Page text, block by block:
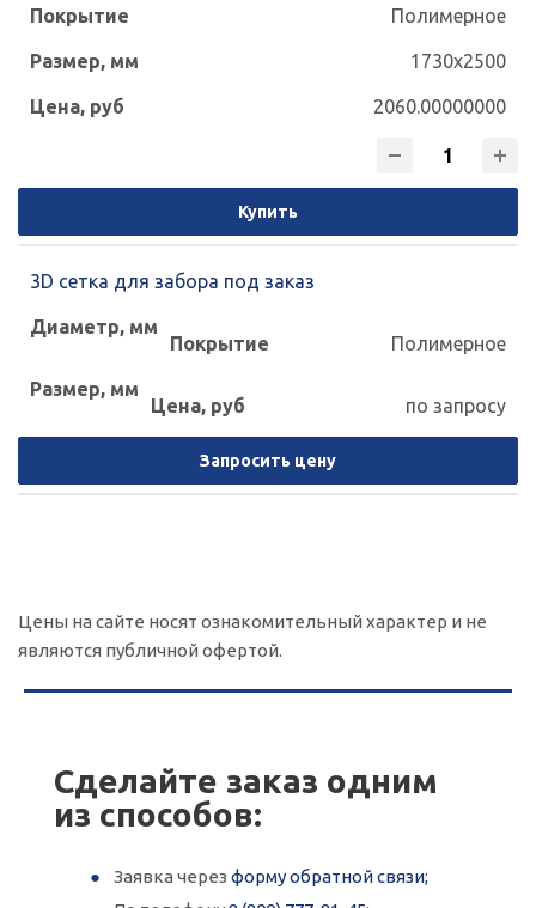
Полимерное
1730x2500
2060.00000000
Купить
3D сетка для забора под заказ
Полимерное
по запросу
Запросить цену
Цены на сайте носят ознакомительный характер и не
являются публичной офертой.
Сделайте заказ одним
из способов:
Заявка через форму обратной связи;